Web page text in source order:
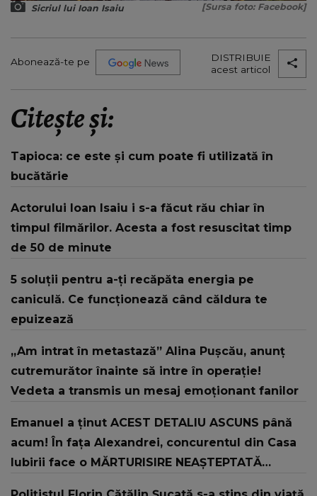
Sicriul lui Ioan Isaiu [Sursa foto: Facebook]
Abonează-te pe
DISTRIBUIE
acest articol
Citește și:
Tapioca: ce este și cum poate fi utilizată în
bucătărie
Actorului Ioan Isaiu i s-a făcut rău chiar în
timpul filmărilor. Acesta a fost resuscitat timp
de 50 de minute
5 soluții pentru a-ți recăpăta energia pe
caniculă. Ce funcționează când căldura te
epuizează
„Am intrat în metastază” Alina Pușcău, anunț
cutremurător înainte să intre în operație!
Vedeta a transmis un mesaj emoționant fanilor
Emanuel a ținut ACEST DETALIU ASCUNS până
acum! În fața Alexandrei, concurentul din Casa
Iubirii face o MĂRTURISIRE NEAȘTEPTATĂ